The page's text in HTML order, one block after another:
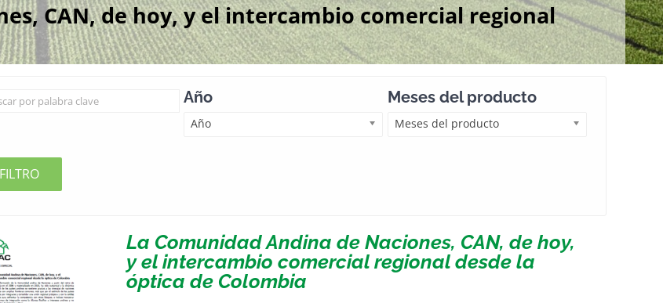
CAN, de hoy, y el intercambio comercial regional
Año
Año
Meses del producto
Meses del producto
FILTRO
La Comunidad Andina de Naciones, CAN, de hoy,
y el intercambio comercial regional desde la
óptica de Colombia